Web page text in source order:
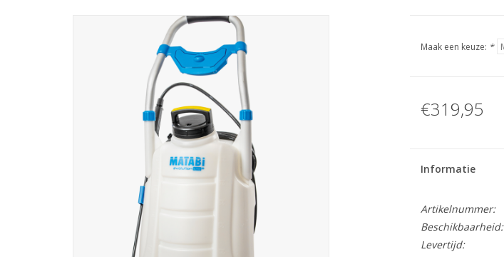
Maak een keuze: *
€319,95
Informatie
Artikelnummer:
Beschikbaarheid:
Levertijd: